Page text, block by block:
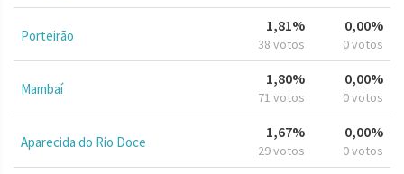
Porteirão
1,81%
38 votos
0,00%
0 votos
Mambaí
1,80%
71 votos
0,00%
0 votos
Aparecida do Rio Doce
1,67%
29 votos
0,00%
0 votos